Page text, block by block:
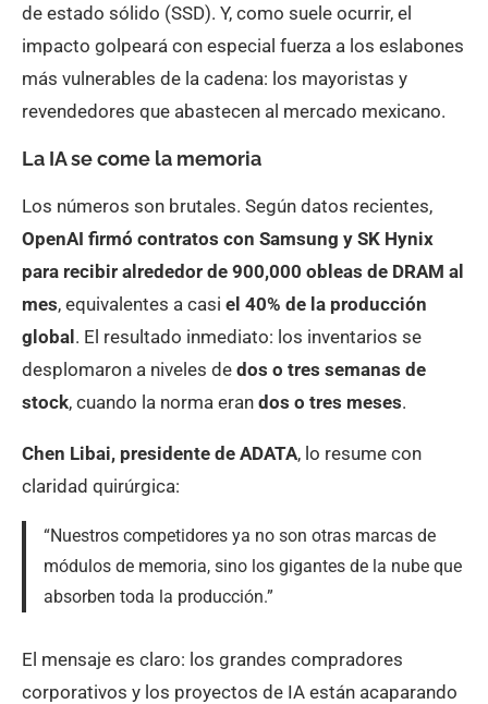
de estado sólido (SSD). Y, como suele ocurrir, el
impacto golpeará con especial fuerza a los eslabones
más vulnerables de la cadena: los mayoristas y
revendedores que abastecen al mercado mexicano.
La IA se come la memoria
Los números son brutales. Según datos recientes,
OpenAI firmó contratos con Samsung y SK Hynix
para recibir alrededor de 900,000 obleas de DRAM al
mes, equivalentes a casi el 40% de la producción
global. El resultado inmediato: los inventarios se
desplomaron a niveles de dos o tres semanas de
stock, cuando la norma eran dos o tres meses.
Chen Libai, presidente de ADATA, lo resume con
claridad quirúrgica:
“Nuestros competidores ya no son otras marcas de
módulos de memoria, sino los gigantes de la nube que
absorben toda la producción.”
El mensaje es claro: los grandes compradores
corporativos y los proyectos de IA están acaparando